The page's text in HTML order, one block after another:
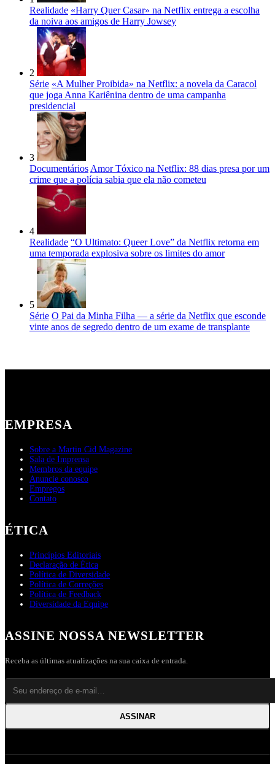
Realidade «Harry Quer Casar» na Netflix entrega a escolha
da noiva aos amigos de Harry Jowsey
2
Série «A Mulher Proibida» na Netflix: a novela da Caracol
que joga Anna Kariênina dentro de uma campanha
presidencial
3
Documentários Amor Tóxico na Netflix: 88 dias presa por um
crime que a polícia sabia que ela não cometeu
4
Realidade “O Ultimato: Queer Love” da Netflix retorna em
uma temporada explosiva sobre os limites do amor
5
Série O Pai da Minha Filha — a série da Netflix que esconde
vinte anos de segredo dentro de um exame de transplante
EMPRESA
Sobre a Martin Cid Magazine
Sala de Imprensa
Membros da equipe
Anuncie conosco
Empregos
Contato
ÉTICA
Princípios Editoriais
Declaração de Ética
Política de Diversidade
Política de Correções
Política de Feedback
Diversidade da Equipe
ASSINE NOSSA NEWSLETTER
Receba as últimas atualizações na sua caixa de entrada.
ASSINAR